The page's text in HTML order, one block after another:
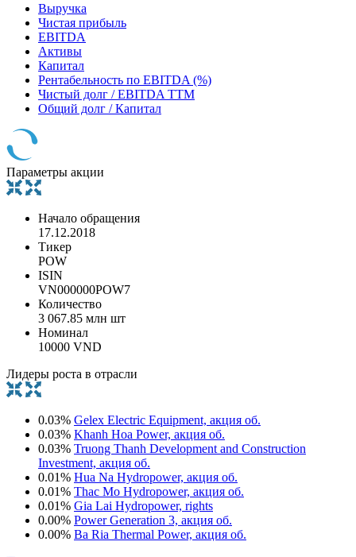
Выручка
Чистая прибыль
EBITDA
Активы
Капитал
Рентабельность по EBITDA (%)
Чистый долг / EBITDA TTM
Общий долг / Капитал
Параметры акции
Начало обращения
17.12.2018
Тикер
POW
ISIN
VN000000POW7
Количество
3 067.85 млн шт
Номинал
10000 VND
Лидеры роста в отрасли
0.03% Gelex Electric Equipment, акция об.
0.03% Khanh Hoa Power, акция об.
0.03% Truong Thanh Development and Construction
Investment, акция об.
0.01% Hua Na Hydropower, акция об.
0.01% Thac Mo Hydropower, акция об.
0.01% Gia Lai Hydropower, rights
0.00% Power Generation 3, акция об.
0.00% Ba Ria Thermal Power, акция об.